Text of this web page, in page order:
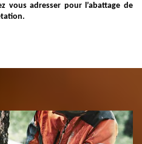
vous adresser pour l’abattage de